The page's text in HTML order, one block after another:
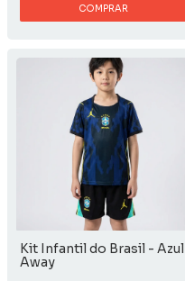
COMPRAR
Kit Infantil do Brasil - Azul
Away